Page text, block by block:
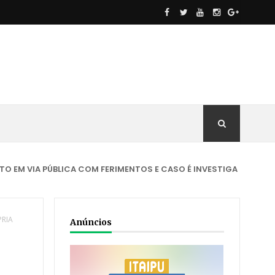
COM FERIMENTOS E CASO É INVESTIGADO ACIDENTE
Anúncios